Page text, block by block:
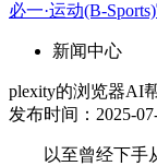
必一·运动(B-
新闻中心
plexity的浏览器AI
发布时间：2025-
以至曾经下手从